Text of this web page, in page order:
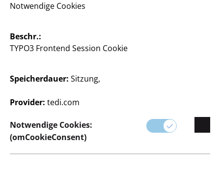
Notwendige Cookies
Beschr.:
TYPO3 Frontend Session Cookie
Speicherdauer: Sitzung,
Provider: tedi.com
Notwendige Cookies:
(omCookieConsent)